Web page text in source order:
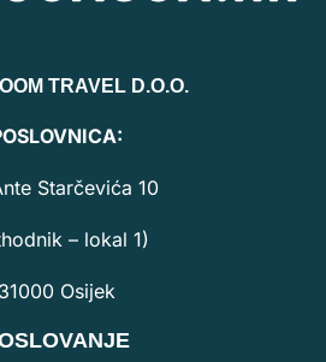
TRAVEL D.O.O.
Starčevića 10
– lokal 1)
31000 Osijek